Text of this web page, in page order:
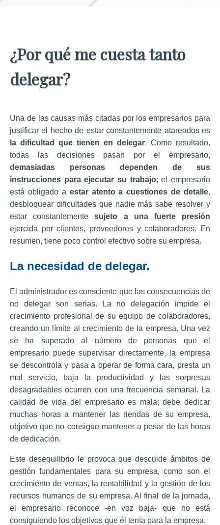
¿Por qué me cuesta tanto
delegar?
Una de las causas más citadas por los empresarios para
justificar el hecho de estar constantemente atareados es
la dificultad que tienen en delegar. Como resultado,
todas las decisiones pasan por el empresario,
demasiadas personas dependen de sus
instrucciones para ejecutar su trabajo; el empresario
está obligado a estar atento a cuestiones de detalle,
desbloquear dificultades que nadie más sabe resolver y
estar constantementesujeto a una fuerte presión
ejercida por clientes, proveedores y colaboradores. En
resumen, tiene poco control efectivo sobre su empresa.
La necesidad de delegar.
El administrador es consciente que las consecuencias de
no delegar son serias. La no delegación impide el
crecimiento profesional de su equipo de colaboradores,
creando un límite al crecimiento de la empresa. Una vez
se ha superado al número de personas que el
empresario puede supervisar directamente, la empresa
se descontrola y pasa a operar de forma cara, presta un
mal servicio, baja la productividad y las sorpresas
desagradables ocurren con una frecuencia semanal. La
calidad de vida del empresario es mala; debe dedicar
muchas horas a mantener las riendas de su empresa,
objetivo que no consigue mantener a pesar de las horas
de dedicación.
Este desequilibrio le provoca que descuide ámbitos de
gestión fundamentales para su empresa, como son el
crecimiento de ventas, la rentabilidad y la gestión de los
recursos humanos de su empresa. Al final de la jornada,
el empresario reconoce -en voz baja- que no está
consiguiendo los objetivos que él tenía para la empresa.